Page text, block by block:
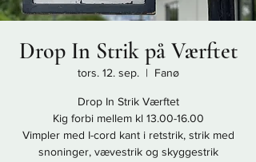
Drop In Strik på Værftet
tors. 12. sep.
  |
Fanø
Drop In Strik Værftet
Kig forbi mellem kl 13.00-16.00
Vimpler med I-cord kant i retstrik, strik med
snoninger, vævestrik og skyggestrik